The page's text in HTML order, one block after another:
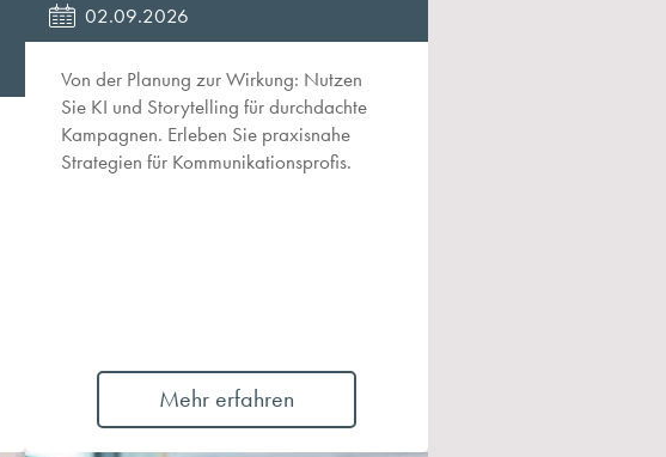
02.09.2026
Von der Planung zur Wirkung: Nutzen
Sie KI und Storytelling für durchdachte
Kampagnen. Erleben Sie praxisnahe
Strategien für Kommunikationsprofis.
Mehr erfahren